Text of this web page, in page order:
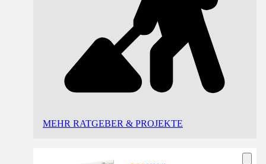
MEHR RATGEBER & PROJEKTE